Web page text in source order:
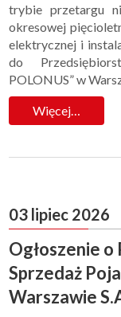
trybie przetargu
okresowej
elektrycznej i
do
POLONUS” w
Więcej…
03 lipiec 2026
Ogłoszenie
Sprzedaż
Warszawie